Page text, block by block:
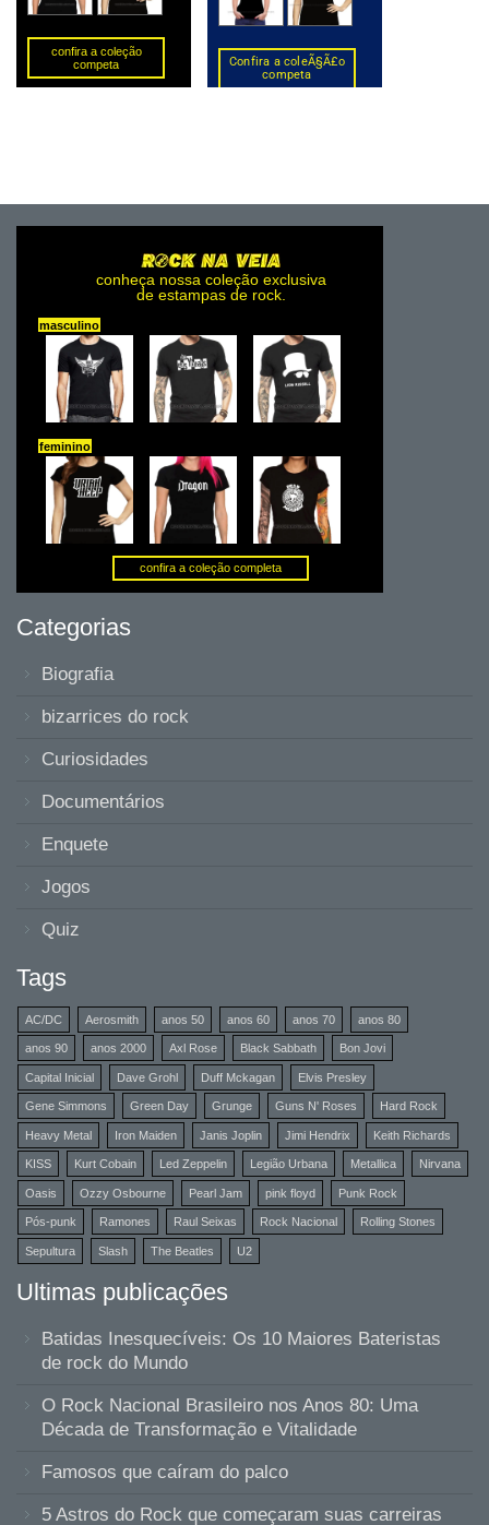
Categorias
Biografia
bizarrices do rock
Curiosidades
Documentários
Enquete
Jogos
Quiz
Tags
AC/DC Aerosmith anos 50 anos 60 anos 70 anos 80
anos 90 anos 2000 Axl Rose Black Sabbath Bon Jovi
Capital Inicial Dave Grohl Duff Mckagan Elvis Presley
Gene Simmons Green Day Grunge Guns N' Roses Hard Rock
Heavy Metal Iron Maiden Janis Joplin Jimi Hendrix Keith Richards
KISS Kurt Cobain Led Zeppelin Legião Urbana Metallica Nirvana
Oasis Ozzy Osbourne Pearl Jam pink floyd Punk Rock
Pós-punk Ramones Raul Seixas Rock Nacional Rolling Stones
Sepultura Slash The Beatles U2
Ultimas publicações
Batidas Inesquecíveis: Os 10 Maiores Bateristas
de rock do Mundo
O Rock Nacional Brasileiro nos Anos 80: Uma
Década de Transformação e Vitalidade
Famosos que caíram do palco
5 Astros do Rock que começaram suas carreiras